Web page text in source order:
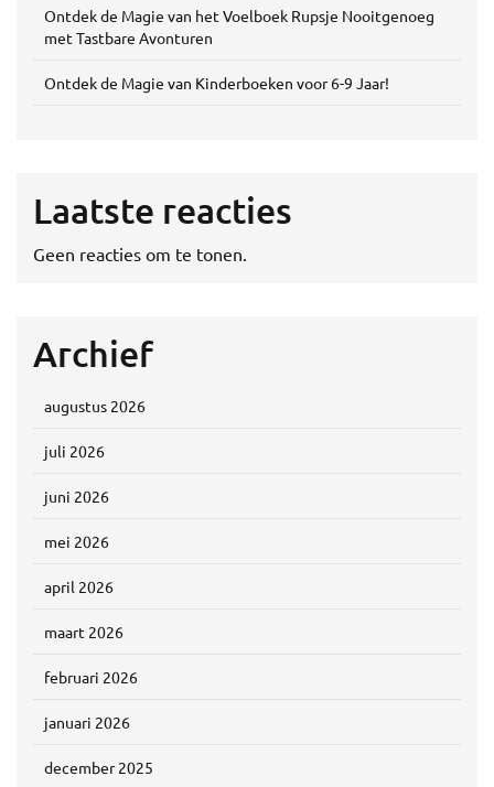
Ontdek de Magie van het Voelboek Rupsje Nooitgenoeg
met Tastbare Avonturen
Ontdek de Magie van Kinderboeken voor 6-9 Jaar!
Laatste reacties
Geen reacties om te tonen.
Archief
augustus 2026
juli 2026
juni 2026
mei 2026
april 2026
maart 2026
februari 2026
januari 2026
december 2025